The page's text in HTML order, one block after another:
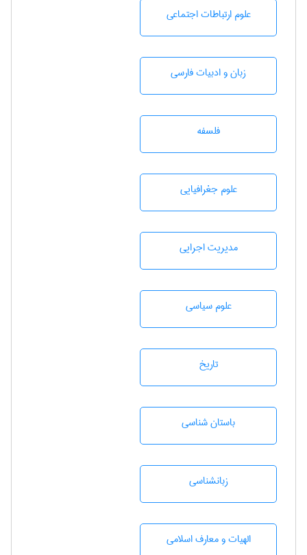
علوم ارتباطات اجتماعی
زبان و ادبيات فارسی
فلسفه
علوم جغرافيايی
مديريت اجرايی
علوم سياسی
تاريخ
باستان شناسی
زبانشناسی
الهیات و معارف اسلامی